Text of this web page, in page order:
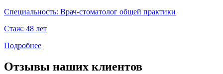
Специальность: Врач-стоматолог общей практики
Стаж: 48 лет
Подробнее
Отзывы наших клиентов